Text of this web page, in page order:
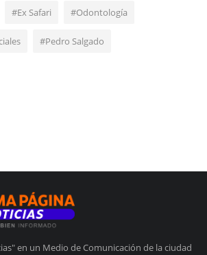
#Ex Safari #Odontología
#Pedro Salgado
en un Medio de Comunicación de la ciudad